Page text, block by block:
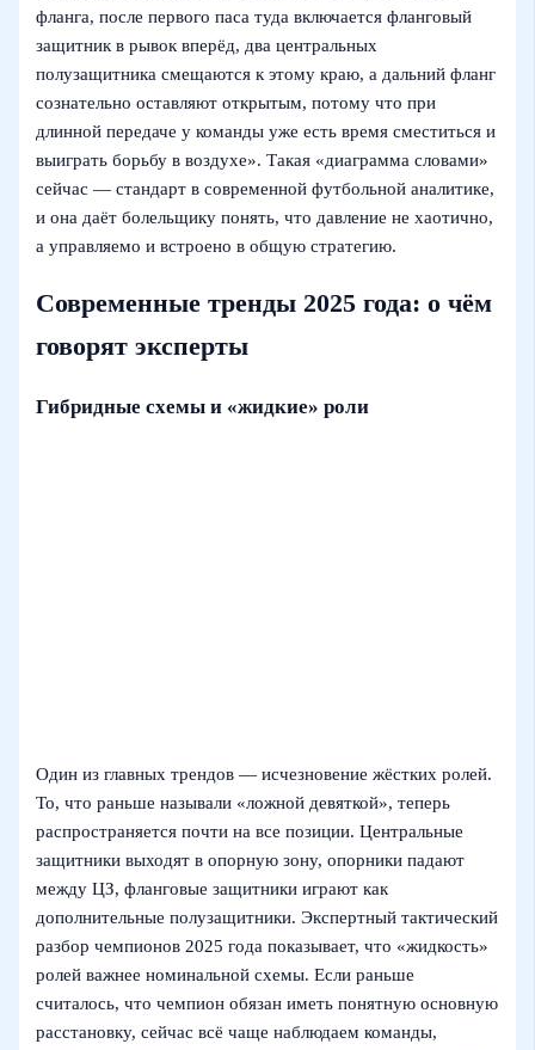
фланга, после первого паса туда включается фланговый
защитник в рывок вперёд, два центральных
полузащитника смещаются к этому краю, а дальний фланг
сознательно оставляют открытым, потому что при
длинной передаче у команды уже есть время сместиться и
выиграть борьбу в воздухе». Такая «диаграмма словами»
сейчас — стандарт в современной футбольной аналитике,
и она даёт болельщику понять, что давление не хаотично,
а управляемо и встроено в общую стратегию.
Современные тренды 2025 года: о чём
говорят эксперты
Гибридные схемы и «жидкие» роли
Один из главных трендов — исчезновение жёстких ролей.
То, что раньше называли «ложной девяткой», теперь
распространяется почти на все позиции. Центральные
защитники выходят в опорную зону, опорники падают
между ЦЗ, фланговые защитники играют как
дополнительные полузащитники. Экспертный тактический
разбор чемпионов 2025 года показывает, что «жидкость»
ролей важнее номинальной схемы. Если раньше
считалось, что чемпион обязан иметь понятную основную
расстановку, сейчас всё чаще наблюдаем команды,